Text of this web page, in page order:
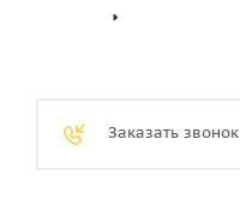
Заказать звонок